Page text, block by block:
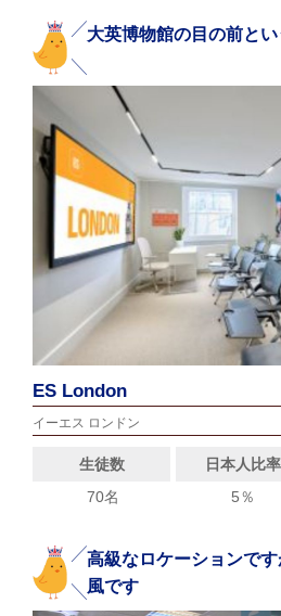
大英博物館の目の前と
ES London
イーエス ロンドン
生徒数 日本人比率
70名
5％
高級なロケーションで
風です